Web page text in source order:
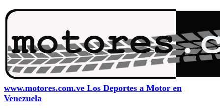
www.motores.com.ve Los Deportes a Motor en
Venezuela